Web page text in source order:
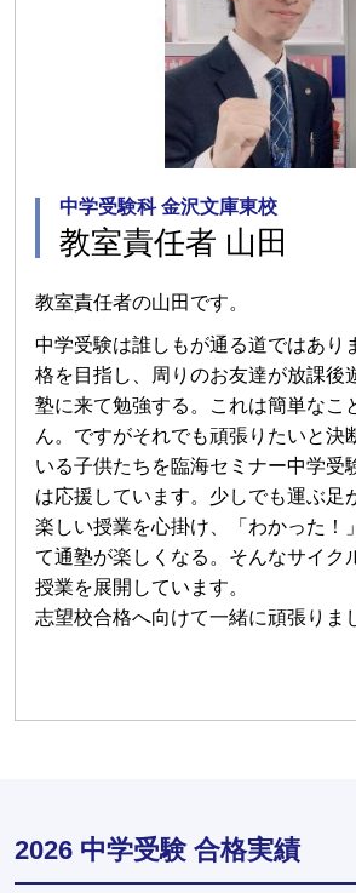
中学受験科 金沢文庫東校
教室責任者 山田
教室責任者の山田です。
中学受験は誰しもが通る道ではあり
格を目指し、周りのお友達が放課後
塾に来て勉強する。これは簡単なこ
ん。ですがそれでも頑張りたいと決
いる子供たちを臨海セミナー中学受
は応援しています。少しでも運ぶ足
楽しい授業を心掛け、「わかった！
て通塾が楽しくなる。そんなサイク
授業を展開しています。
志望校合格へ向けて一緒に頑張りま
2026 中学受験 合格実績